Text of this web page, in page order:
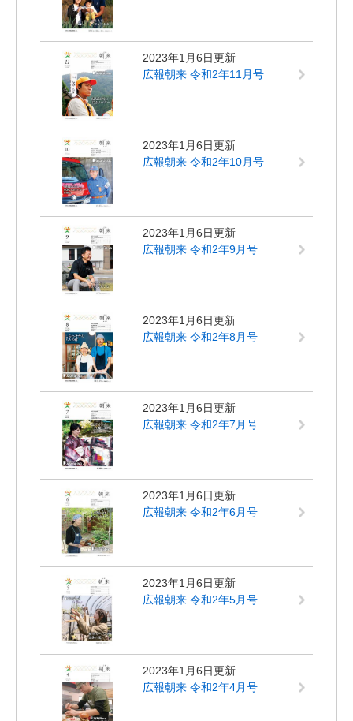
2023年1月6日更新
広報朝来 令和2年11月号
2023年1月6日更新
広報朝来 令和2年10月号
2023年1月6日更新
広報朝来 令和2年9月号
2023年1月6日更新
広報朝来 令和2年8月号
2023年1月6日更新
広報朝来 令和2年7月号
2023年1月6日更新
広報朝来 令和2年6月号
2023年1月6日更新
広報朝来 令和2年5月号
2023年1月6日更新
広報朝来 令和2年4月号